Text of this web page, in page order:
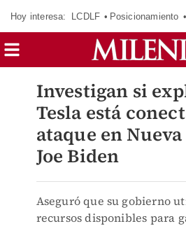
Hoy interesa: LCDLF Posicionamiento
Investigan si
Tesla está
ataque en
Joe Biden
Aseguró que su gobierno
recursos disponibles para